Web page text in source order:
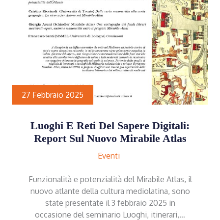
27 Febbraio 2025
Luoghi E Reti Del Sapere Digitali:
Report Sul Nuovo Mirabile Atlas
Eventi
Funzionalità e potenzialità del Mirabile Atlas, il
nuovo atlante della cultura mediolatina, sono
state presentate il 3 febbraio 2025 in
occasione del seminario Luoghi, itinerari,…